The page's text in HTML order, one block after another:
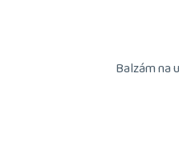
Balzám na